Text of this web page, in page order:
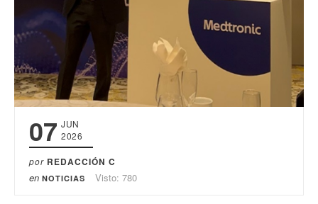
07 JUN
2026
por REDACCIÓN C
en NOTICIAS Visto: 780